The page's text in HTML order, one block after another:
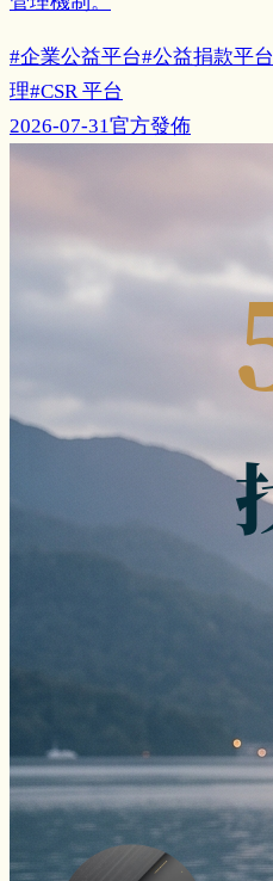
#企業公益平台#公益捐款平台
理#CSR 平台
2026-07-31官方發佈